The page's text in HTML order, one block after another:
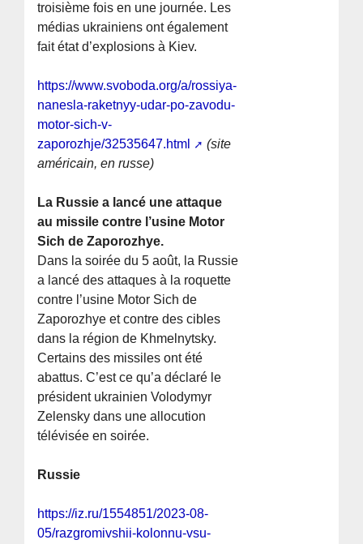
troisième fois en une journée. Les
médias ukrainiens ont également
fait état d’explosions à Kiev.
https://www.svoboda.org/a/rossiya-
nanesla-raketnyy-udar-po-zavodu-
motor-sich-v-
zaporozhje/32535647.html
(site
américain, en russe)
La Russie a lancé une attaque
au missile contre l’usine Motor
Sich de Zaporozhye.
Dans la soirée du 5 août, la Russie
a lancé des attaques à la roquette
contre l’usine Motor Sich de
Zaporozhye et contre des cibles
dans la région de Khmelnytsky.
Certains des missiles ont été
abattus. C’est ce qu’a déclaré le
président ukrainien Volodymyr
Zelensky dans une allocution
télévisée en soirée.
Russie
https://iz.ru/1554851/2023-08-
05/razgromivshii-kolonnu-vsu-